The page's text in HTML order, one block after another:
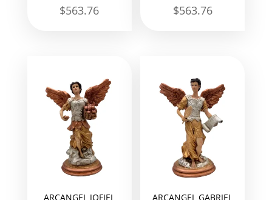
$563.76 $563.76
ARCANGEL JOFIEL ARCANGEL GABRIEL